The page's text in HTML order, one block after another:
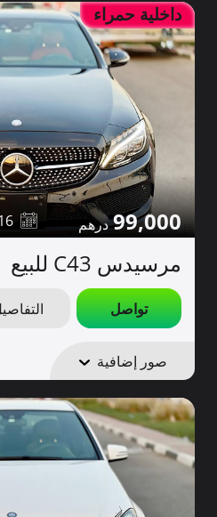
داخلية حمراء
99,000
مرسيدس C43 للبيع
تواصل
صور إضافية